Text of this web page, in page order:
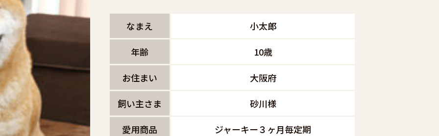
なまえ 小太郎
年齢 10歳
お住まい 大阪府
飼い主さま 砂川様
愛用商品 ジャーキー３ヶ月毎定期